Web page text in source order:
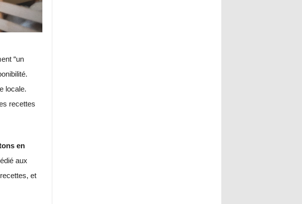
“un
locale.
recettes
en
aux
et